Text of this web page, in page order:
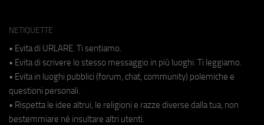
NETIQUETTE
• Evita di URLARE. Ti sentiamo.
• Evita di scrivere lo stesso messaggio in più luoghi. Ti leggiamo.
• Evita in luoghi pubblici (forum, chat, community) polemiche e
questioni personali.
• Rispetta le idee altrui, le religioni e razze diverse dalla tua, non
bestemmiare né insultare altri utenti.